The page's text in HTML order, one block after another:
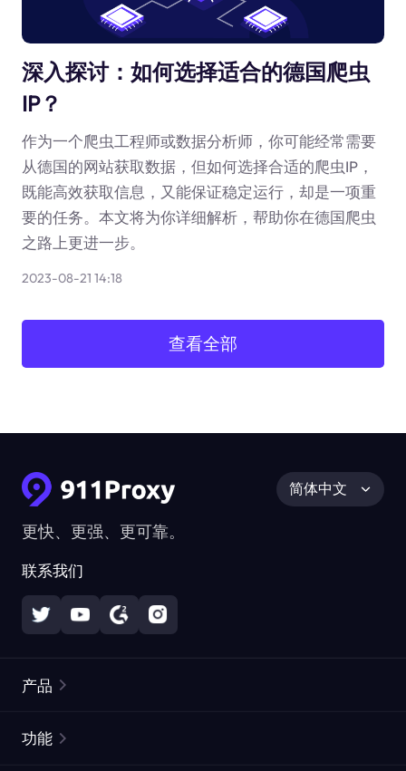
深入探讨：如何选择适合的德国爬虫
IP？
作为一个爬虫工程师或数据分析师，你可能经常需要
从德国的网站获取数据，但如何选择合适的爬虫IP，
既能高效获取信息，又能保证稳定运行，却是一项重
要的任务。本文将为你详细解析，帮助你在德国爬虫
之路上更进一步。
2023-08-21 14:18
查看全部
更快、更强、更可靠。
联系我们
简体中文
产品
功能